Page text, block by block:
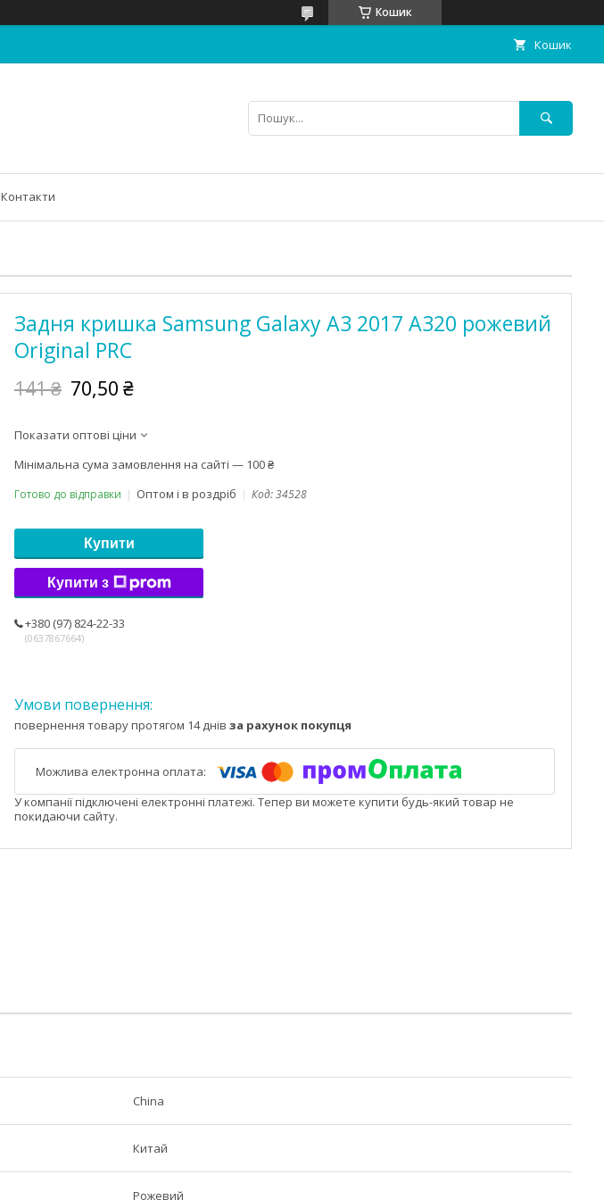
Кошик
Кошик
Контакти
Задня кришка Samsung Galaxy A3 2017 A320 рожевий
Original PRC
141 ₴ 70,50 ₴
Показати оптові ціни
Мінімальна сума замовлення на сайті — 100 ₴
Готово до відправки Оптом і в роздріб Код:34528
Купити
Купити з
+380 (97) 824-22-33
0637867664
повернення товару протягом 14 днів за рахунок покупця
У компанії підключені електронні платежі. Тепер ви можете купити будь-який товар не
покидаючи сайту.
China
Китай
Рожевий